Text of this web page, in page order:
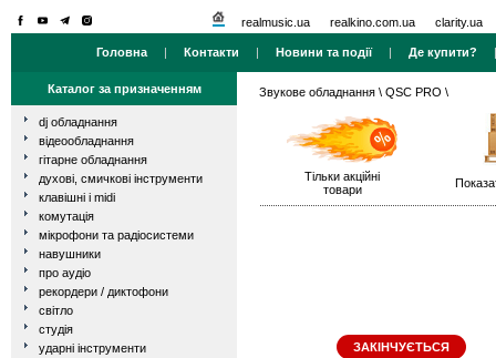
realmusic.ua realkino.com.ua clarity.ua
Головна | Контакти | Новини та події| Де купити?
Каталог за призначенням
dj обладнання
відеообладнання
гітарне обладнання
духові, смичкові інструменти
клавішні і midi
комутація
мікрофони та радіосистеми
навушники
про аудіо
рекордери / диктофони
світло
студія
ударні інструменти
Звукове обладнання \ QSC PRO \
Тільки акційні
товари
ЗАКІНЧУЄТЬСЯ